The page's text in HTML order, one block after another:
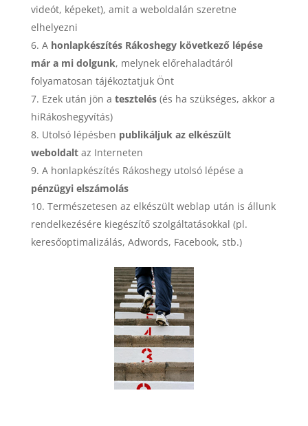
videót, képeket), amit a weboldalán szeretne
elhelyezni
A honlapkészítés Rákoshegy következő lépése
már a mi dolgunk, melynek előrehaladtáról
folyamatosan tájékoztatjuk Önt
Ezek után jön a tesztelés(és ha szükséges, akkor a
hiRákoshegyvítás)
Utolsó lépésben publikáljuk az elkészült
weboldaltaz Interneten
A honlapkészítés Rákoshegy utolsó lépése a
pénzügyi elszámolás
Természetesen az elkészült weblap után is állunk
rendelkezésére kiegészítő szolgáltatásokkal (pl.
keresőoptimalizálás, Adwords, Facebook, stb.)